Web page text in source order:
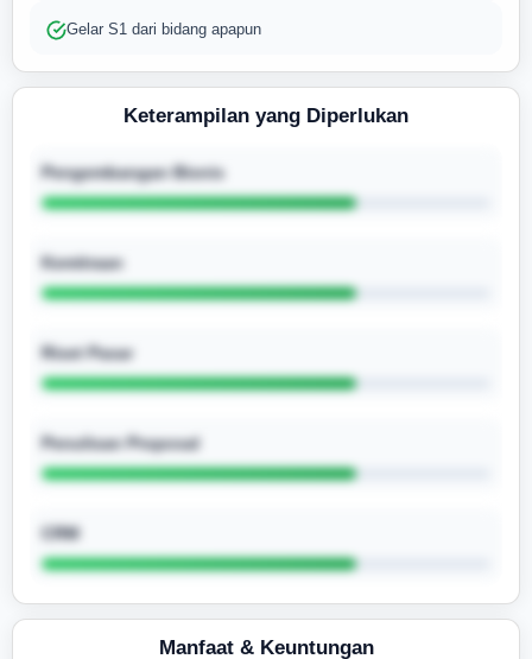
Gelar S1 dari bidang apapun
Keterampilan yang Diperlukan
Pengembangan Bisnis
Kemitraan
Riset Pasar
Penulisan Proposal
CRM
Manfaat & Keuntungan